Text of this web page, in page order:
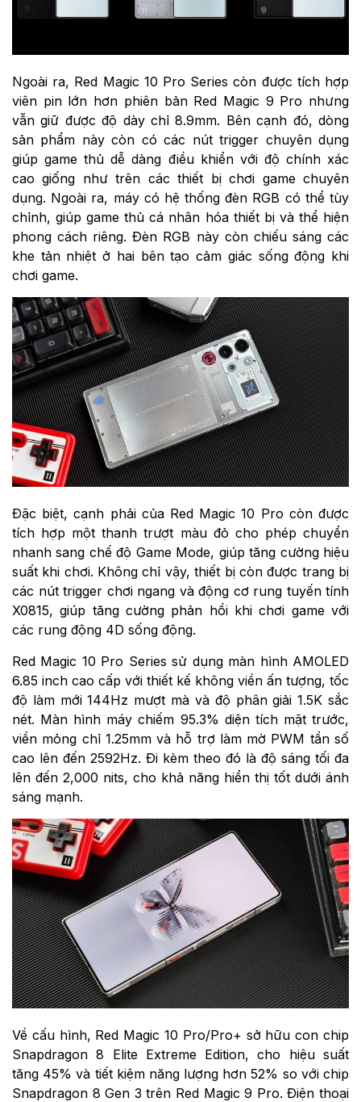
Ngoài ra, Red Magic 10 Pro Series còn được tích hợp
viên pin lớn hơn phiên bản Red Magic 9 Pro nhưng
vẫn giữ được độ dày chỉ 8.9mm. Bên cạnh đó, dòng
sản phẩm này còn có các nút trigger chuyên dụng
giúp game thủ dễ dàng điều khiển với độ chính xác
cao giống như trên các thiết bị chơi game chuyên
dụng. Ngoài ra, máy có hệ thống đèn RGB có thể tùy
chỉnh, giúp game thủ cá nhân hóa thiết bị và thể hiện
phong cách riêng. Đèn RGB này còn chiếu sáng các
khe tản nhiệt ở hai bên tạo cảm giác sống động khi
chơi game.
Đặc biệt, cạnh phải của Red Magic 10 Pro còn được
tích hợp một thanh trượt màu đỏ cho phép chuyển
nhanh sang chế độ Game Mode, giúp tăng cường hiệu
suất khi chơi. Không chỉ vậy, thiết bị còn được trang bị
các nút trigger chơi ngang và động cơ rung tuyến tính
X0815, giúp tăng cường phản hồi khi chơi game với
các rung động 4D sống động.
Red Magic 10 Pro Series sử dụng màn hình AMOLED
6.85 inch cao cấp với thiết kế không viền ấn tượng, tốc
độ làm mới 144Hz mượt mà và độ phân giải 1.5K sắc
nét. Màn hình máy chiếm 95.3% diện tích mặt trước,
viền mỏng chỉ 1.25mm và hỗ trợ làm mờ PWM tần số
cao lên đến 2592Hz. Đi kèm theo đó là độ sáng tối đa
lên đến 2,000 nits, cho khả năng hiển thị tốt dưới ánh
sáng mạnh.
Về cấu hình, Red Magic 10 Pro/Pro+ sở hữu con chip
Snapdragon 8 Elite Extreme Edition, cho hiệu suất
tăng 45% và tiết kiệm năng lượng hơn 52% so với chip
Snapdragon 8 Gen 3 trên Red Magic 9 Pro. Điện thoại